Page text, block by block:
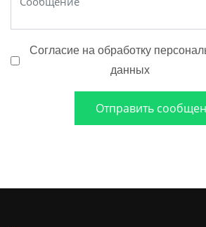
Согласие на обработку
данных
Отправить